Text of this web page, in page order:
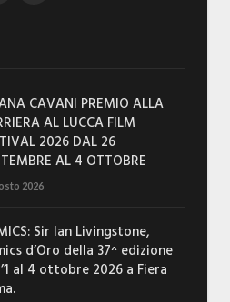
CAVANI PREMIO ALLA
AL LUCCA FILM
2026 DAL 26
AL 4 OTTOBRE
2026
Sir Ian Livingstone,
d’Oro della 37^ edizione
al 4 ottobre 2026 a Fiera